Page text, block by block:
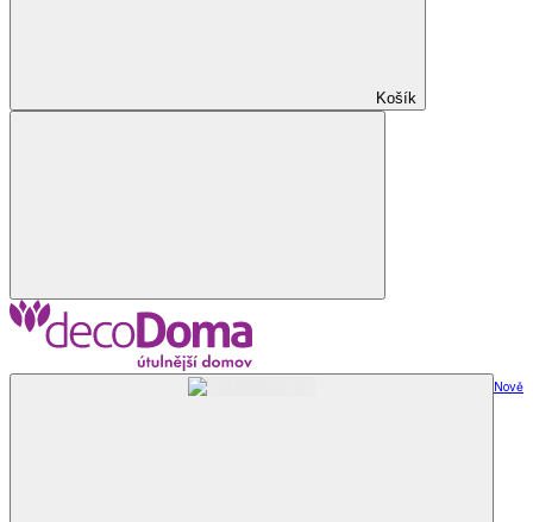
Košík
Nově